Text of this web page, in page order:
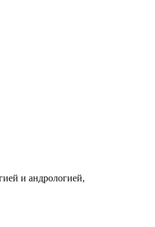
и андрологией,